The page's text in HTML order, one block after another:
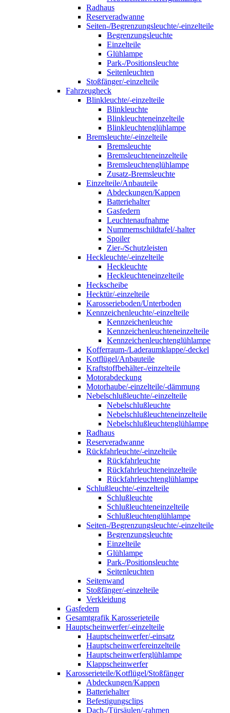
Radhaus
Reserveradwanne
Seiten-/Begrenzungsleuchte/-einzelteile
Begrenzungsleuchte
Einzelteile
Glühlampe
Park-/Positionsleuchte
Seitenleuchten
Stoßfänger/-einzelteile
Fahrzeugheck
Blinkleuchte/-einzelteile
Blinkleuchte
Blinkleuchteneinzelteile
Blinkleuchtenglühlampe
Bremsleuchte/-einzelteile
Bremsleuchte
Bremsleuchteneinzelteile
Bremsleuchtenglühlampe
Zusatz-Bremsleuchte
Einzelteile/Anbauteile
Abdeckungen/Kappen
Batteriehalter
Gasfedern
Leuchtenaufnahme
Nummernschildtafel/-halter
Spoiler
Zier-/Schutzleisten
Heckleuchte/-einzelteile
Heckleuchte
Heckleuchteneinzelteile
Heckscheibe
Hecktür/-einzelteile
Karosserieboden/Unterboden
Kennzeichenleuchte/-einzelteile
Kennzeichenleuchte
Kennzeichenleuchteneinzelteile
Kennzeichenleuchtenglühlampe
Kofferraum-/Laderaumklappe/-deckel
Kotflügel/Anbauteile
Kraftstoffbehälter-/einzelteile
Motorabdeckung
Motorhaube/-einzelteile/-dämmung
Nebelschlußleuchte/-einzelteile
Nebelschlußleuchte
Nebelschlußleuchteneinzelteile
Nebelschlußleuchtenglühlampe
Radhaus
Reserveradwanne
Rückfahrleuchte/-einzelteile
Rückfahrleuchte
Rückfahrleuchteneinzelteile
Rückfahrleuchtenglühlampe
Schlußleuchte/-einzelteile
Schlußleuchte
Schlußleuchteneinzelteile
Schlußleuchtenglühlampe
Seiten-/Begrenzungsleuchte/-einzelteile
Begrenzungsleuchte
Einzelteile
Glühlampe
Park-/Positionsleuchte
Seitenleuchten
Seitenwand
Stoßfänger/-einzelteile
Verkleidung
Gasfedern
Gesamtgrafik Karosserieteile
Hauptscheinwerfer/-einzelteile
Hauptscheinwerfer/-einsatz
Hauptscheinwerfereinzelteile
Hauptscheinwerferglühlampe
Klappscheinwerfer
Karosserieteile/Kotflügel/Stoßfänger
Abdeckungen/Kappen
Batteriehalter
Befestigungsclips
Dach-/Türsäulen/-rahmen